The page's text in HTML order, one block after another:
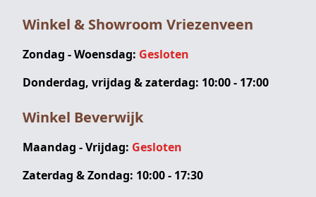
Winkel & Showroom Vriezenveen
Zondag - Woensdag: Gesloten
Donderdag, vrijdag & zaterdag: 10:00 - 17:00
Winkel Beverwijk
Maandag - Vrijdag: Gesloten
Zaterdag & Zondag: 10:00 - 17:30